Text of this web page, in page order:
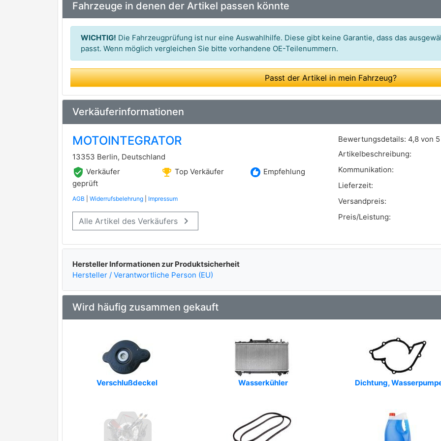
FEBI BILSTEIN premium Marke Art.-Nr.: 181522
Saleri SIL Art.-Nr.: PA1517
VALEO premium Marke Art.-Nr.: 506977
MEYLE premium Marke Art.-Nr.: 37-13 220 0008
OPTIMAL Art.-Nr.: AQ-2363
Schaeffler INA
HERTH+BUSS JAKOPARTS premium Marke Art.-Nr.: J1510328
AISIN premium Marke
GK
TRISCAN premium Marke
AIRTEX
ASHUKI by Palidium
BGA
BUGATTI Art.-Nr.: PA10119
CAR Art.-Nr.: 332661
Art.-Nr.: 824-1088
COMLINE Art.-Nr.: EWP345
CONTINENTAL CTAM Art.-Nr.: WPS3138
Art.-Nr.: PA12585
Art.-Nr.: PA1333
Fahrzeuge in denen der Artikel passen könnte
WICHTIG! Die Fahrzeugprüfung ist nur eine Auswahlhilfe. Diese gibt keine Garantie, dass das
passt. Wenn möglich vergleichen Sie bitte vorhandene OE-Teilenummern.
Passt der Artikel in mein Fahrzeug?
Verkäuferinformationen
MOTOINTEGRATOR
13353 Berlin, Deutschland
verified_user Verkäufer
geprüft
emoji_events Top Verkäufer recommend Empfehlung
AGB Widerrufsbelehrung Impressum
Alle Artikel des Verkäufers keyboard_arrow_right
Bewertungsdetails: 4,8 von 5
Artikelbeschreibung:
Kommunikation:
Lieferzeit:
Versandpreis:
Preis/Leistung:
Hersteller Informationen zur Produktsicherheit
Hersteller / Verantwortliche Person (EU)
Wird häufig zusammen gekauft
Verschlußdeckel Wasserkühler Dichtung,